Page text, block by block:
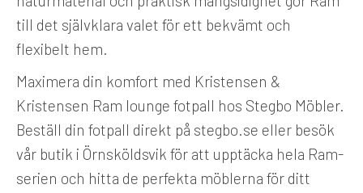
till det självklara valet för ett bekvämt och
flexibelt hem.
Maximera din komfort med Kristensen &
Kristensen Ram lounge fotpall hos Stegbo Möbler.
Beställ din fotpall direkt på stegbo.se eller besök
vår butik i Örnsköldsvik för att upptäcka hela Ram-
serien och hitta de perfekta möblerna för ditt